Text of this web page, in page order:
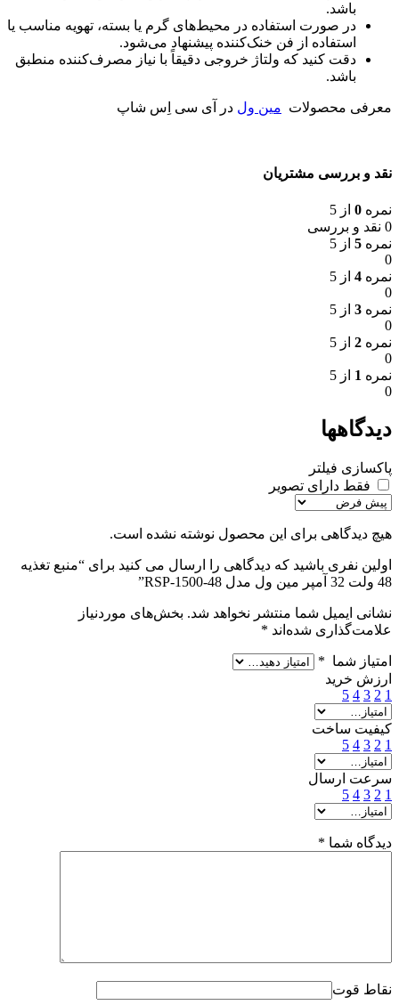
باشد.
در صورت استفاده در محیط‌های گرم یا بسته، تهویه مناسب یا
استفاده از فن خنک‌کننده پیشنهاد می‌شود.
دقت کنید که ولتاژ خروجی دقیقاً با نیاز مصرف‌کننده منطبق
باشد.
معرفی محصولات مین ول در آی سی اِس شاپ
نقد و بررسی مشتریان
نمره 0 از 5
0 نقد و بررسی
نمره 5 از 5
0
نمره 4 از 5
0
نمره 3 از 5
0
نمره 2 از 5
0
نمره 1 از 5
0
دیدگاهها
پاکسازی فیلتر
فقط دارای تصویر
هیچ دیدگاهی برای این محصول نوشته نشده است.
اولین نفری باشید که دیدگاهی را ارسال می کنید برای “منبع تغذیه
48 ولت 32 آمپر مین ول مدل RSP-1500-48”
نشانی ایمیل شما منتشر نخواهد شد. بخش‌های موردنیاز
علامت‌گذاری شده‌اند *
امتیاز شما *
ارزش خرید
1
2
3
4
5
کیفیت ساخت
1
2
3
4
5
سرعت ارسال
1
2
3
4
5
دیدگاه شما *
نقاط قوت